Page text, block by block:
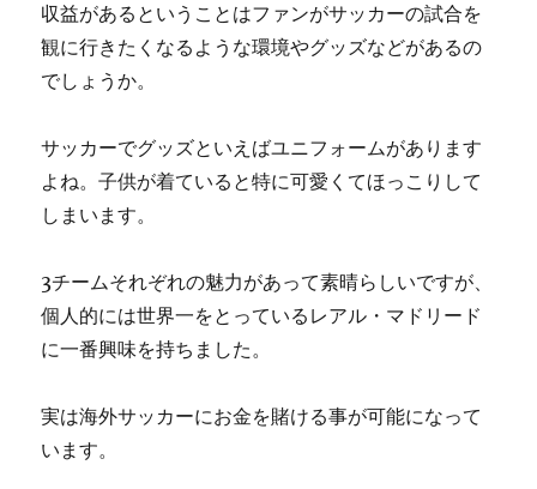
収益があるということはファンがサッカーの試合を
観に行きたくなるような環境やグッズなどがあるの
でしょうか。
サッカーでグッズといえばユニフォームがあります
よね。子供が着ていると特に可愛くてほっこりして
しまいます。
3チームそれぞれの魅力があって素晴らしいですが、
個人的には世界一をとっているレアル・マドリード
に一番興味を持ちました。
実は海外サッカーにお金を賭ける事が可能になって
います。